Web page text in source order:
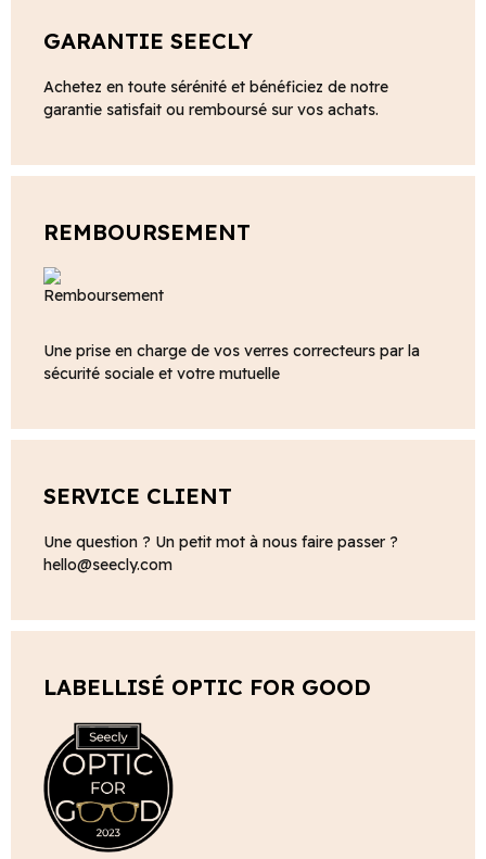
GARANTIE SEECLY
Achetez en toute sérénité et bénéficiez de notre
garantie satisfait ou remboursé sur vos achats.
REMBOURSEMENT
Une prise en charge de vos verres correcteurs par la
sécurité sociale et votre mutuelle
SERVICE CLIENT
Une question ? Un petit mot à nous faire passer ?
hello@seecly.com
LABELLISÉ OPTIC FOR GOOD